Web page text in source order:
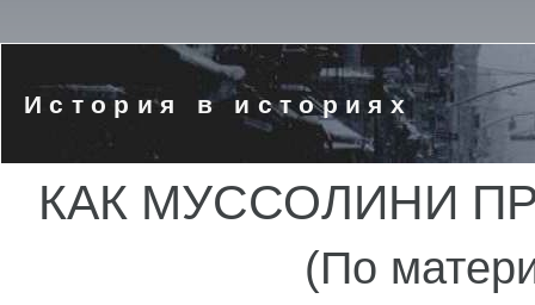
История в историях
КАК МУССОЛИНИ
(По